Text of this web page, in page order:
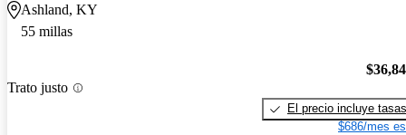
Ashland, KY
55 millas
Trato justo
El precio incluye tasas
$686/mes